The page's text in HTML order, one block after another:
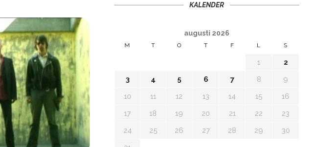
KALENDER
augusti 2026
M T O T F L S
1
2
3
4 5 6 7 8
9
10
11 12 13 14 15
16
17
18 19 20 21 22
23
24
25 26 27 28 29
30